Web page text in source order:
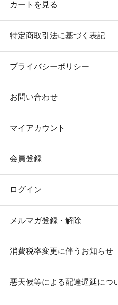
カートを見る
特定商取引法に基づく表記
プライバシーポリシー
お問い合わせ
マイアカウント
会員登録
ログイン
メルマガ登録・解除
消費税率変更に伴うお知らせ
悪天候等による配達遅延につ